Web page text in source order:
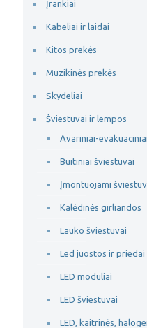
Įrankiai
Kabeliai ir laidai
Kitos prekės
Muzikinės prekės
Skydeliai
Šviestuvai ir lempos
Avariniai-
Buitiniai šviestuvai
Įmontuojami
Kalėdinės girliandos
Lauko šviestuvai
Led juostos ir priedai
LED moduliai
LED šviestuvai
LED, kaitrinės,